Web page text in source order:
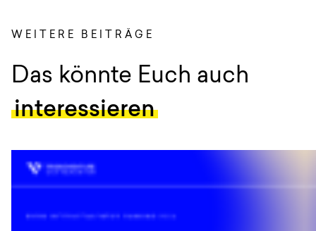
WEITERE BEITRÄGE
:
Das könnte Euch auch
interessieren